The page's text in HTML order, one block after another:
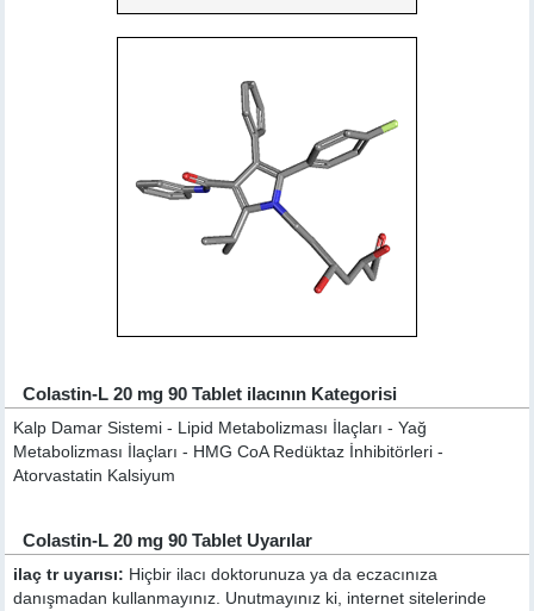
Colastin-L 20 mg 90 Tablet ilacının Kategorisi
Kalp Damar Sistemi - Lipid Metabolizması İlaçları - Yağ
Metabolizması İlaçları - HMG CoA Redüktaz İnhibitörleri -
Atorvastatin Kalsiyum
Colastin-L 20 mg 90 Tablet Uyarılar
ilaç tr uyarısı: Hiçbir ilacı doktorunuza ya da eczacınıza
danışmadan kullanmayınız. Unutmayınız ki, internet sitelerinde